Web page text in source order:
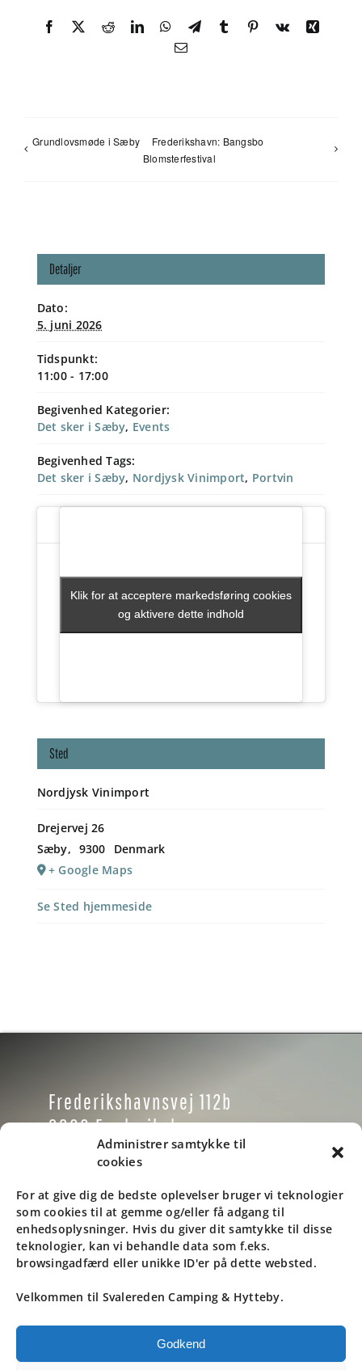
Administrer samtykke til
cookies
For at give dig de bedste oplevelser bruger vi teknologier
som cookies til at gemme og/eller få adgang til
enhedsoplysninger. Hvis du giver dit samtykke til disse
teknologier, kan vi behandle data som f.eks.
browsingadfærd eller unikke ID'er på dette websted.
Velkommen til Svalereden Camping & Hytteby.
Godkend
Facebook RedditLinkedInWhatsApp
TelegramTumblr Pinterest
Vk
Xing
E-
Grundlovsmøde i Sæby
Frederikshavn: Bangsbo
Blomsterfestival
Detaljer
Dato:
5. juni 2026
Tidspunkt:
11:00 - 17:00
Begivenhed Kategorier:
Det sker i Sæby, Events
Begivenhed Tags:
Det sker i Sæby, Nordjysk Vinimport, Portvin
Sted
Nordjysk Vinimport
Drejervej 26
Sæby, 9300
Denmark
+ Google Maps
Se Sted hjemmeside
Klik for at acceptere markedsføring cookies
og aktivere dette indhold
Klik for at acceptere markedsføring cookies
og aktivere dette indhold
Frederikshavnsvej 112b
9900 Frederikshavn
Danmark
Tlf: +45 9846 1937
Email: info@svaleredencamping.dk
© ALL RIGHTS RESERVED. • SVALEREDEN